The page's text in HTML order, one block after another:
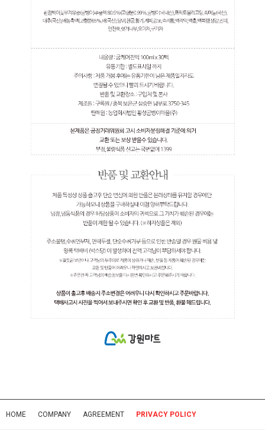
HOME COMPANY AGREEMENT PRIVACY POLICY